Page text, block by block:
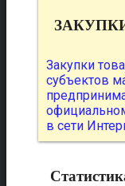
Закупки
субъектов
в сети